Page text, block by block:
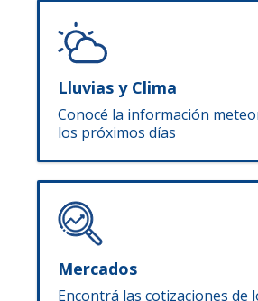
Lluvias y Clima
Conocé la información
los próximos días
Mercados
Encontrá las cotizaciones de